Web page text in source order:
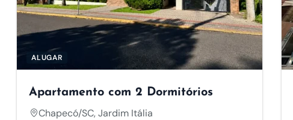
ALUGAR
Apartamento com 2 Dormitórios
Chapecó/SC, Jardim Itália